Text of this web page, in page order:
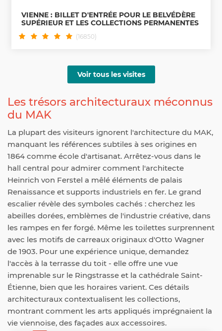
VIENNE : BILLET D'ENTRÉE POUR LE BELVÉDÈRE
SUPÉRIEUR ET LES COLLECTIONS PERMANENTES
(16850)
Voir tous les visites
Les trésors architecturaux méconnus
du MAK
La plupart des visiteurs ignorent l'architecture du MAK,
manquant les références subtiles à ses origines en
1864 comme école d'artisanat. Arrêtez-vous dans le
hall central pour admirer comment l'architecte
Heinrich von Ferstel a mêlé éléments de palais
Renaissance et supports industriels en fer. Le grand
escalier révèle des symboles cachés : cherchez les
abeilles dorées, emblèmes de l'industrie créative, dans
les rampes en fer forgé. Même les toilettes surprennent
avec les motifs de carreaux originaux d'Otto Wagner
de 1903. Pour une expérience unique, demandez
l'accès à la terrasse du toit - elle offre une vue
imprenable sur le Ringstrasse et la cathédrale Saint-
Étienne, bien que les horaires varient. Ces détails
architecturaux contextualisent les collections,
montrant comment les arts appliqués imprégnaient la
vie viennoise, des façades aux accessoires.